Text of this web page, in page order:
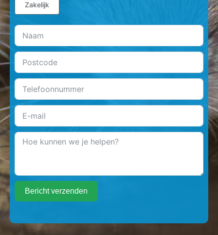
Zakelijk
Bericht verzenden